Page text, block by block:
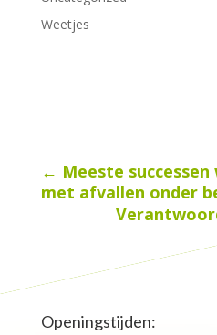
Weetjes
← Meeste
met afvallen onder
Openingstijden: